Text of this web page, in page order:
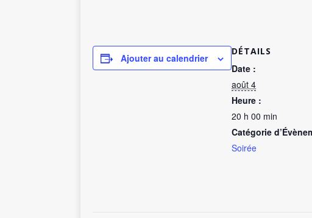
Ajouter au calendrier
DÉTAILS
Date :
août 4
Heure :
20 h 00 min
Catégorie
Soirée